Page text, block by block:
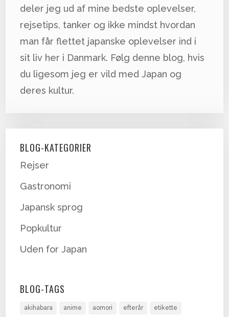
deler jeg ud af mine bedste oplevelser,
rejsetips, tanker og ikke mindst hvordan
man får flettet japanske oplevelser ind i
sit liv her i Danmark. Følg denne blog, hvis
du ligesom jeg er vild med Japan og
deres kultur.
BLOG-KATEGORIER
Rejser
Gastronomi
Japansk sprog
Popkultur
Uden for Japan
BLOG-TAGS
akihabara anime aomori efterår etikette